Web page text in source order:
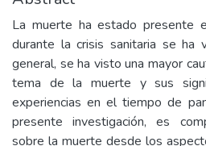
La muerte ha estado presente
durante la crisis sanitaria se ha
general, se ha visto una mayor
tema de la muerte y sus
experiencias en el tiempo de
presente investigación, es
sobre la muerte desde los